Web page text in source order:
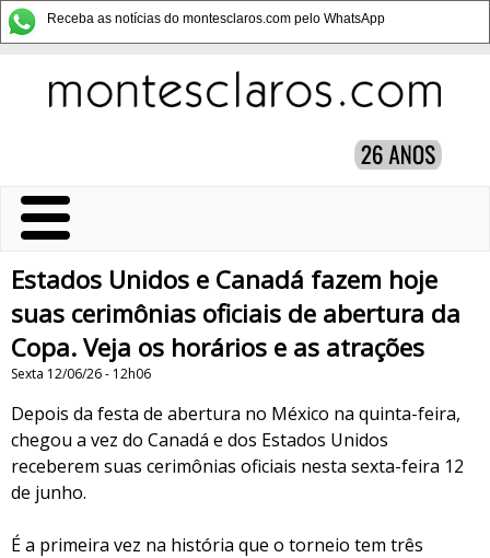
Receba as notícias do montesclaros.com pelo WhatsApp
Estados Unidos e Canadá fazem hoje
suas cerimônias oficiais de abertura da
Copa. Veja os horários e as atrações
Sexta 12/06/26 - 12h06
Depois da festa de abertura no México na quinta-feira,
chegou a vez do Canadá e dos Estados Unidos
receberem suas cerimônias oficiais nesta sexta-feira 12
de junho.
É a primeira vez na história que o torneio tem três